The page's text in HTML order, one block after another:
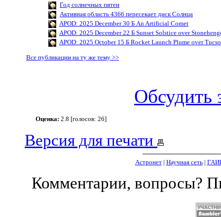
Год солнечных пятен
Активная область 4366 пересекает диск Солнца
APOD: 2025 December 30 Б An Artificial Comet
APOD: 2025 December 22 Б Sunset Solstice over
APOD: 2025 October 15 Б Rocket Launch Plume over
Все публикации на ту же тему >>
Обсудить
Оценка: 2.8 [голосов: 26]
Версия для печати
Астронет| Научная сеть|
Комментарии, вопросы?